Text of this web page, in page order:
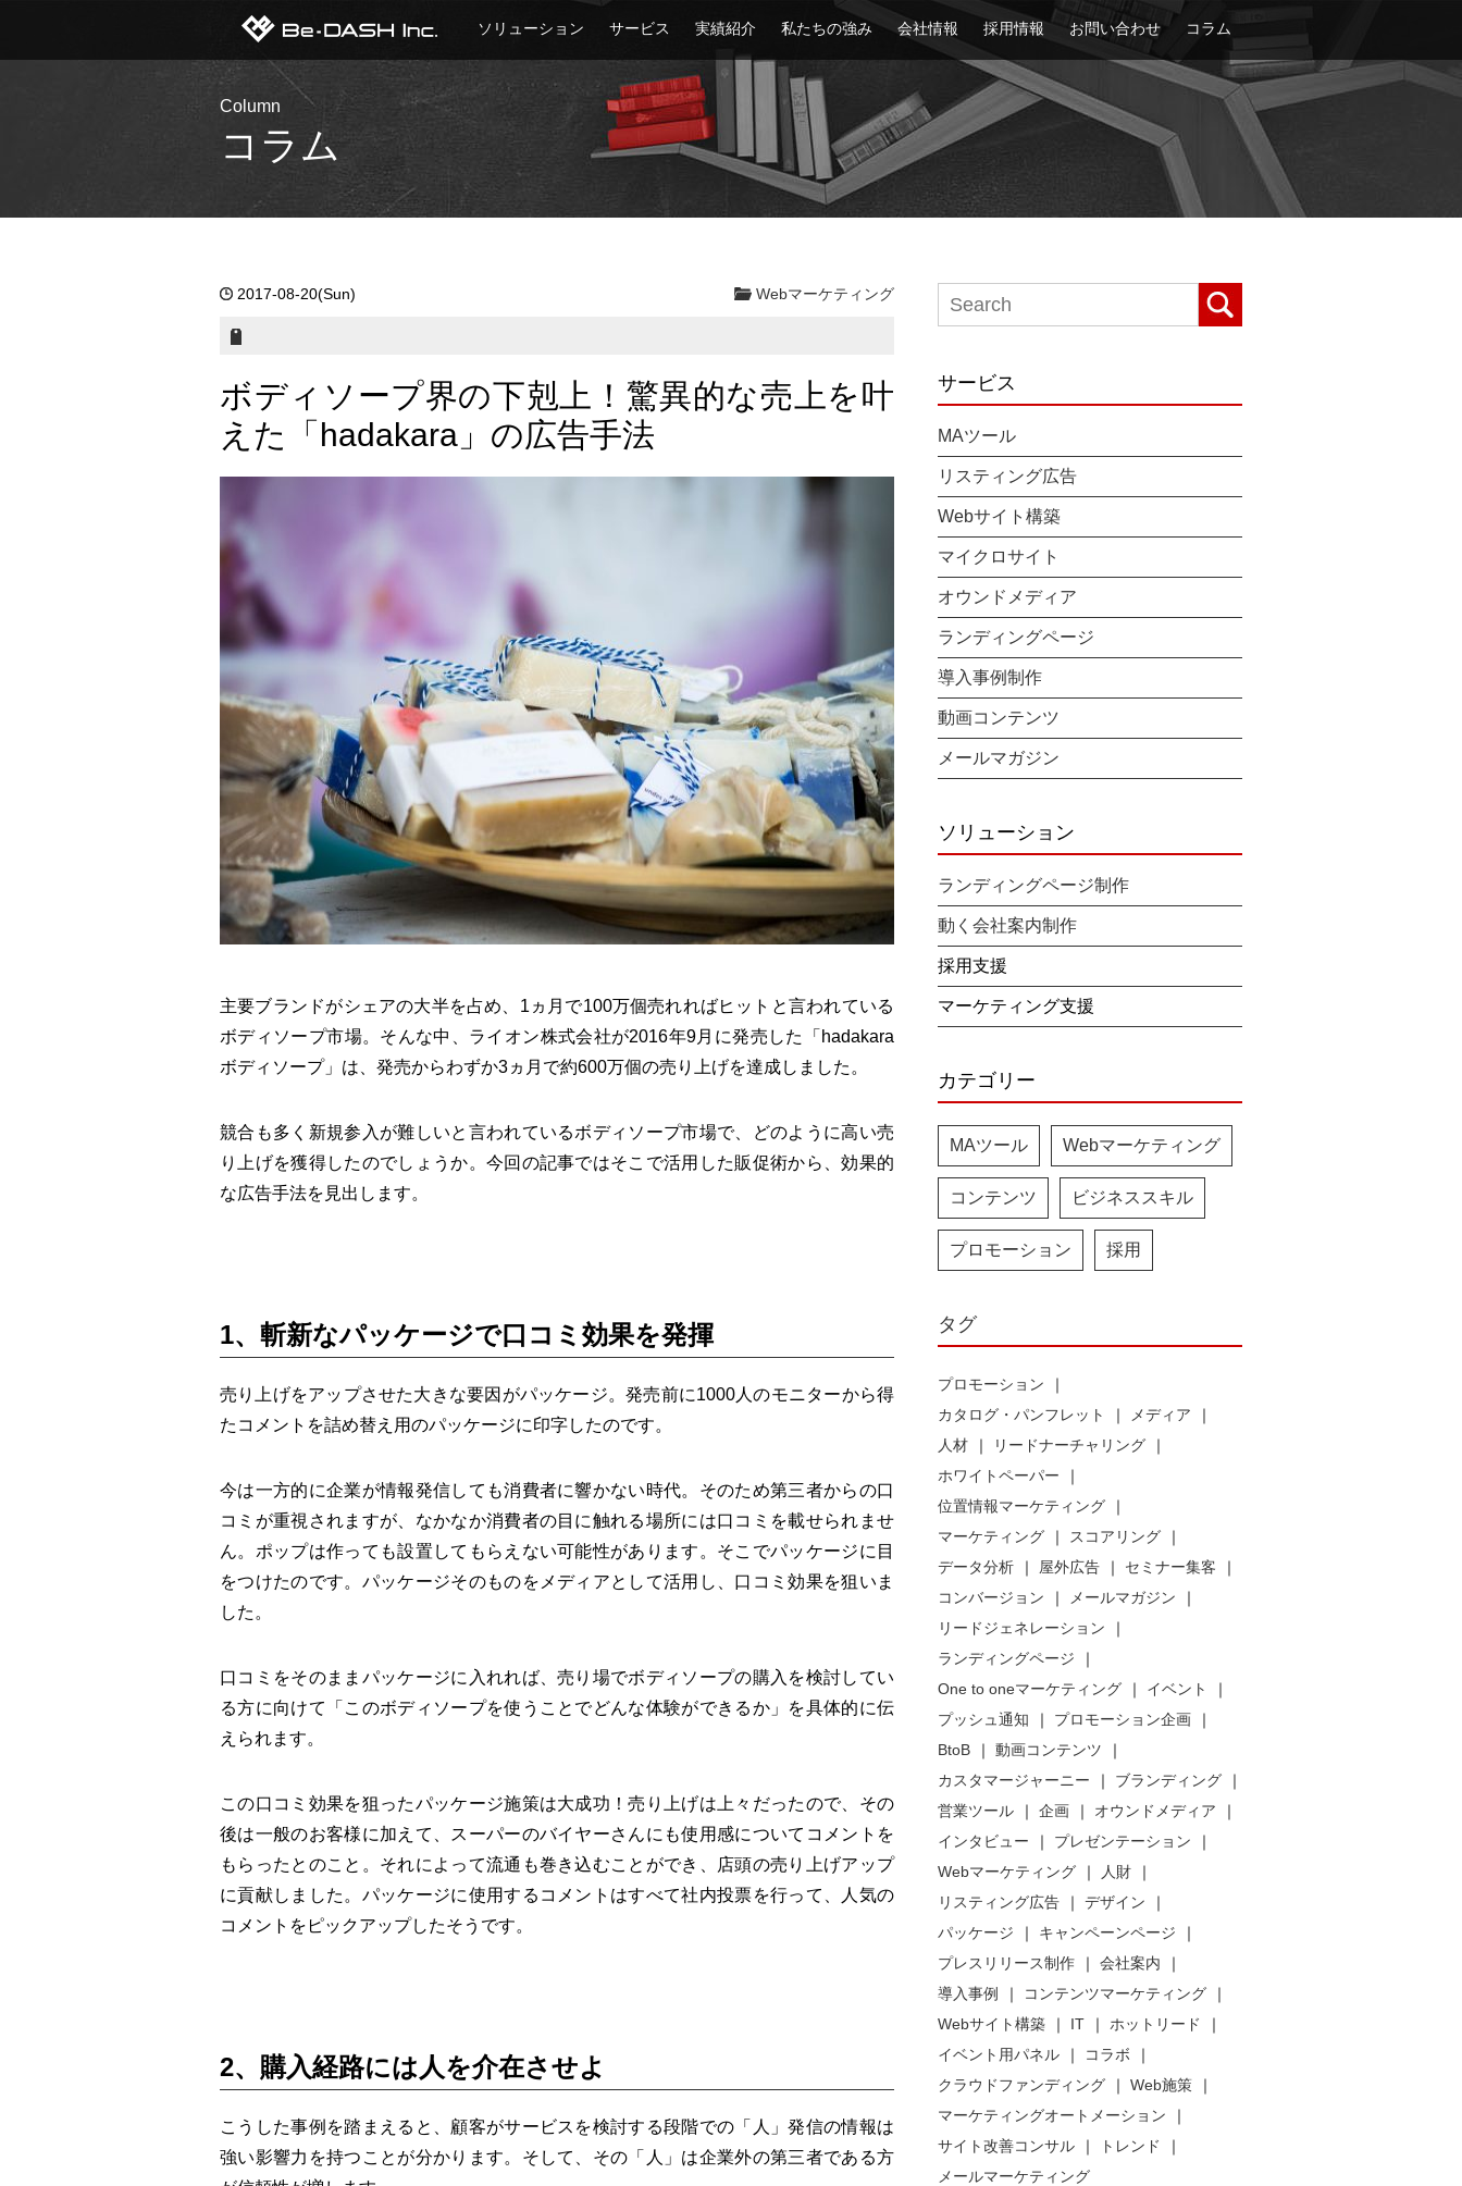
ソリューション サービス 実績紹介 私たちの強み 会社情報 採用情報 お問い合わせ コラム
Column
コラム
2017-08-20(Sun) Webマーケティング
ボディソープ界の下剋上！驚異的な売上を叶
えた「hadakara」の広告手法
主要ブランドがシェアの大半を占め、1ヵ月で100万個売れればヒットと言われている
ボディソープ市場。そんな中、ライオン株式会社が2016年9月に発売した「hadakara
ボディソープ」は、発売からわずか3ヵ月で約600万個の売り上げを達成しました。
競合も多く新規参入が難しいと言われているボディソープ市場で、どのように高い売
り上げを獲得したのでしょうか。今回の記事ではそこで活用した販促術から、効果的
な広告手法を見出します。
1、斬新なパッケージで口コミ効果を発揮
売り上げをアップさせた大きな要因がパッケージ。発売前に1000人のモニターから得
たコメントを詰め替え用のパッケージに印字したのです。
今は一方的に企業が情報発信しても消費者に響かない時代。そのため第三者からの口
コミが重視されますが、なかなか消費者の目に触れる場所には口コミを載せられませ
ん。ポップは作っても設置してもらえない可能性があります。そこでパッケージに目
をつけたのです。パッケージそのものをメディアとして活用し、口コミ効果を狙いま
した。
口コミをそのままパッケージに入れれば、売り場でボディソープの購入を検討してい
る方に向けて「このボディソープを使うことでどんな体験ができるか」を具体的に伝
えられます。
この口コミ効果を狙ったパッケージ施策は大成功！売り上げは上々だったので、その
後は一般のお客様に加えて、スーパーのバイヤーさんにも使用感についてコメントを
もらったとのこと。それによって流通も巻き込むことができ、店頭の売り上げアップ
に貢献しました。パッケージに使用するコメントはすべて社内投票を行って、人気の
コメントをピックアップしたそうです。
2、購入経路には人を介在させよ
こうした事例を踏まえると、顧客がサービスを検討する段階での「人」発信の情報は
強い影響力を持つことが分かります。そして、その「人」は企業外の第三者である方
サービス
MAツール
リスティング広告
Webサイト構築
マイクロサイト
オウンドメディア
ランディングページ
導入事例制作
動画コンテンツ
メールマガジン
ソリューション
ランディングページ制作
動く会社案内制作
採用支援
マーケティング支援
カテゴリー
MAツール Webマーケティング
コンテンツ ビジネススキル
プロモーション 採用
タグ
プロモーション
カタログ・パンフレット
メディア
人材
リードナーチャリング
ホワイトペーパー
位置情報マーケティング
マーケティング
スコアリング
データ分析
屋外広告
セミナー集客
コンバージョン
メールマガジン
リードジェネレーション
ランディングページ
One to oneマーケティング
イベント
プッシュ通知
プロモーション企画
BtoB
動画コンテンツ
カスタマージャーニー
ブランディング
営業ツール
企画
オウンドメディア
インタビュー
プレゼンテーション
Webマーケティング
人財
リスティング広告
デザイン
パッケージ
キャンペーンページ
プレスリリース制作
会社案内
導入事例
コンテンツマーケティング
Webサイト構築
IT
ホットリード
イベント用パネル
コラボ
クラウドファンディング
Web施策
マーケティングオートメーション
サイト改善コンサル
トレンド
メールマーケティング